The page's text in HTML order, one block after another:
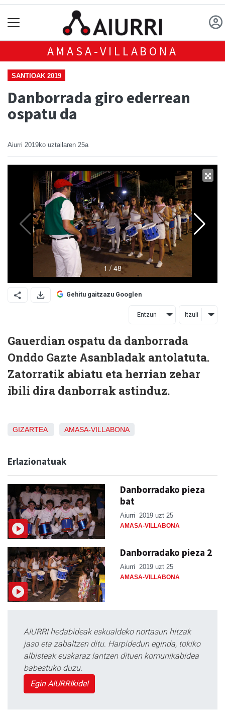
AMASA-VILLABONA
SANTIOAK 2019
Danborrada giro ederrean
ospatu da
Aiurri 2019ko uztailaren 25a
Gehitu gaitzazu Googlen
Entzun Itzuli
Gauerdian ospatu da danborrada
Onddo Gazte Asanbladak antolatuta.
Zatorratik abiatu eta herrian zehar
ibili dira danborrak astinduz.
GIZARTEA AMASA-VILLABONA
Erlazionatuak
Danborradako pieza
bat
Aiurri 2019 uzt 25
AMASA-VILLABONA
Danborradako pieza 2
Aiurri 2019 uzt 25
AMASA-VILLABONA
AIURRI hedabideak eskualdeko nortasun hitzak
jaso eta zabaltzen ditu. Harpidedun eginda, tokiko
albisteak euskaraz lantzen dituen komunikabidea
babestuko duzu.
Egin AIURRIkide!